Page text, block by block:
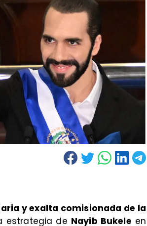
y exalta comisionada de la
estrategia de Nayib Bukele en